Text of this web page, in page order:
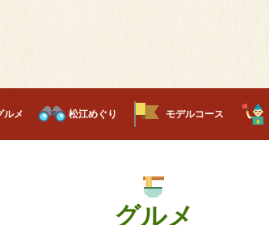
ルメ 松江めぐり モデルコース
グルメ